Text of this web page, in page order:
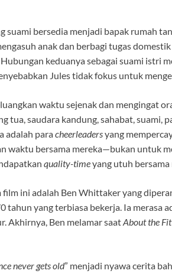
suami bersedia menjadi bapak rumah
anak dan berbagi tugas
keduanya sebagai suami istri
Jules tidak fokus untuk
waktu sejenak dan mengingat
tua, saudara kandung, sahabat, suami,
adalah paracheerleadersyang
waktu bersama mereka—bukan untuk
quality-timeyang utuh bersama
ini adalah Ben Whittaker yang
tahun yang terbiasa bekerja. Ia merasa
Akhirnya, Ben melamar saatAbout the Fit
never gets old” menjadi nyawa cerita